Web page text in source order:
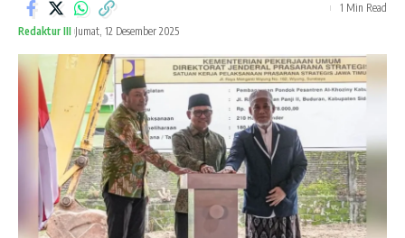
Redaktur III Jumat, 12 Desember 2025
1 Min Read